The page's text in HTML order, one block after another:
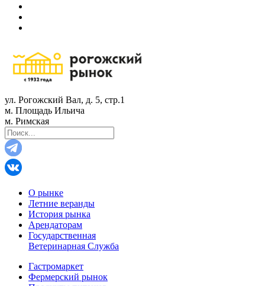
ул. Рогожский Вал, д. 5, стр.1
м. Площадь Ильича
м. Римская
О рынке
Летние веранды
История рынка
Арендаторам
Государственная
Ветеринарная Служба
Гастромаркет
Фермерский рынок